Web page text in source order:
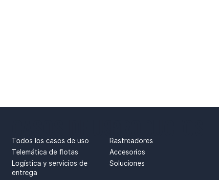
Todos los casos de uso
Telemática de flotas
Logística y servicios de
entrega
Rastreadores
Accesorios
Soluciones